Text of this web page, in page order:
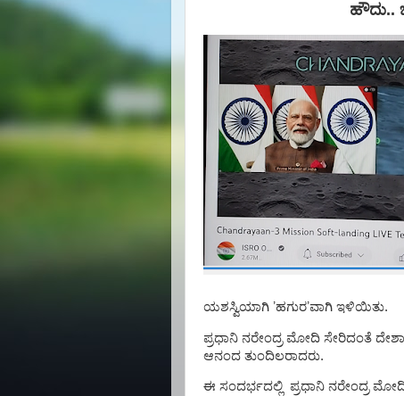
ಹೌದು..
ಯಶಸ್ವಿಯಾಗಿ ʼಹಗುರʼವಾಗಿ ಇಳಿಯಿತು.
ಪ್ರಧಾನಿ ನರೇಂದ್ರ ಮೋದಿ ಸೇರಿದಂತೆ
ಆನಂದ ತುಂದಿಲರಾದರು.
ಈ ಸಂದರ್ಭದಲ್ಲಿ ಪ್ರಧಾನಿ ನರೇಂದ್ರ